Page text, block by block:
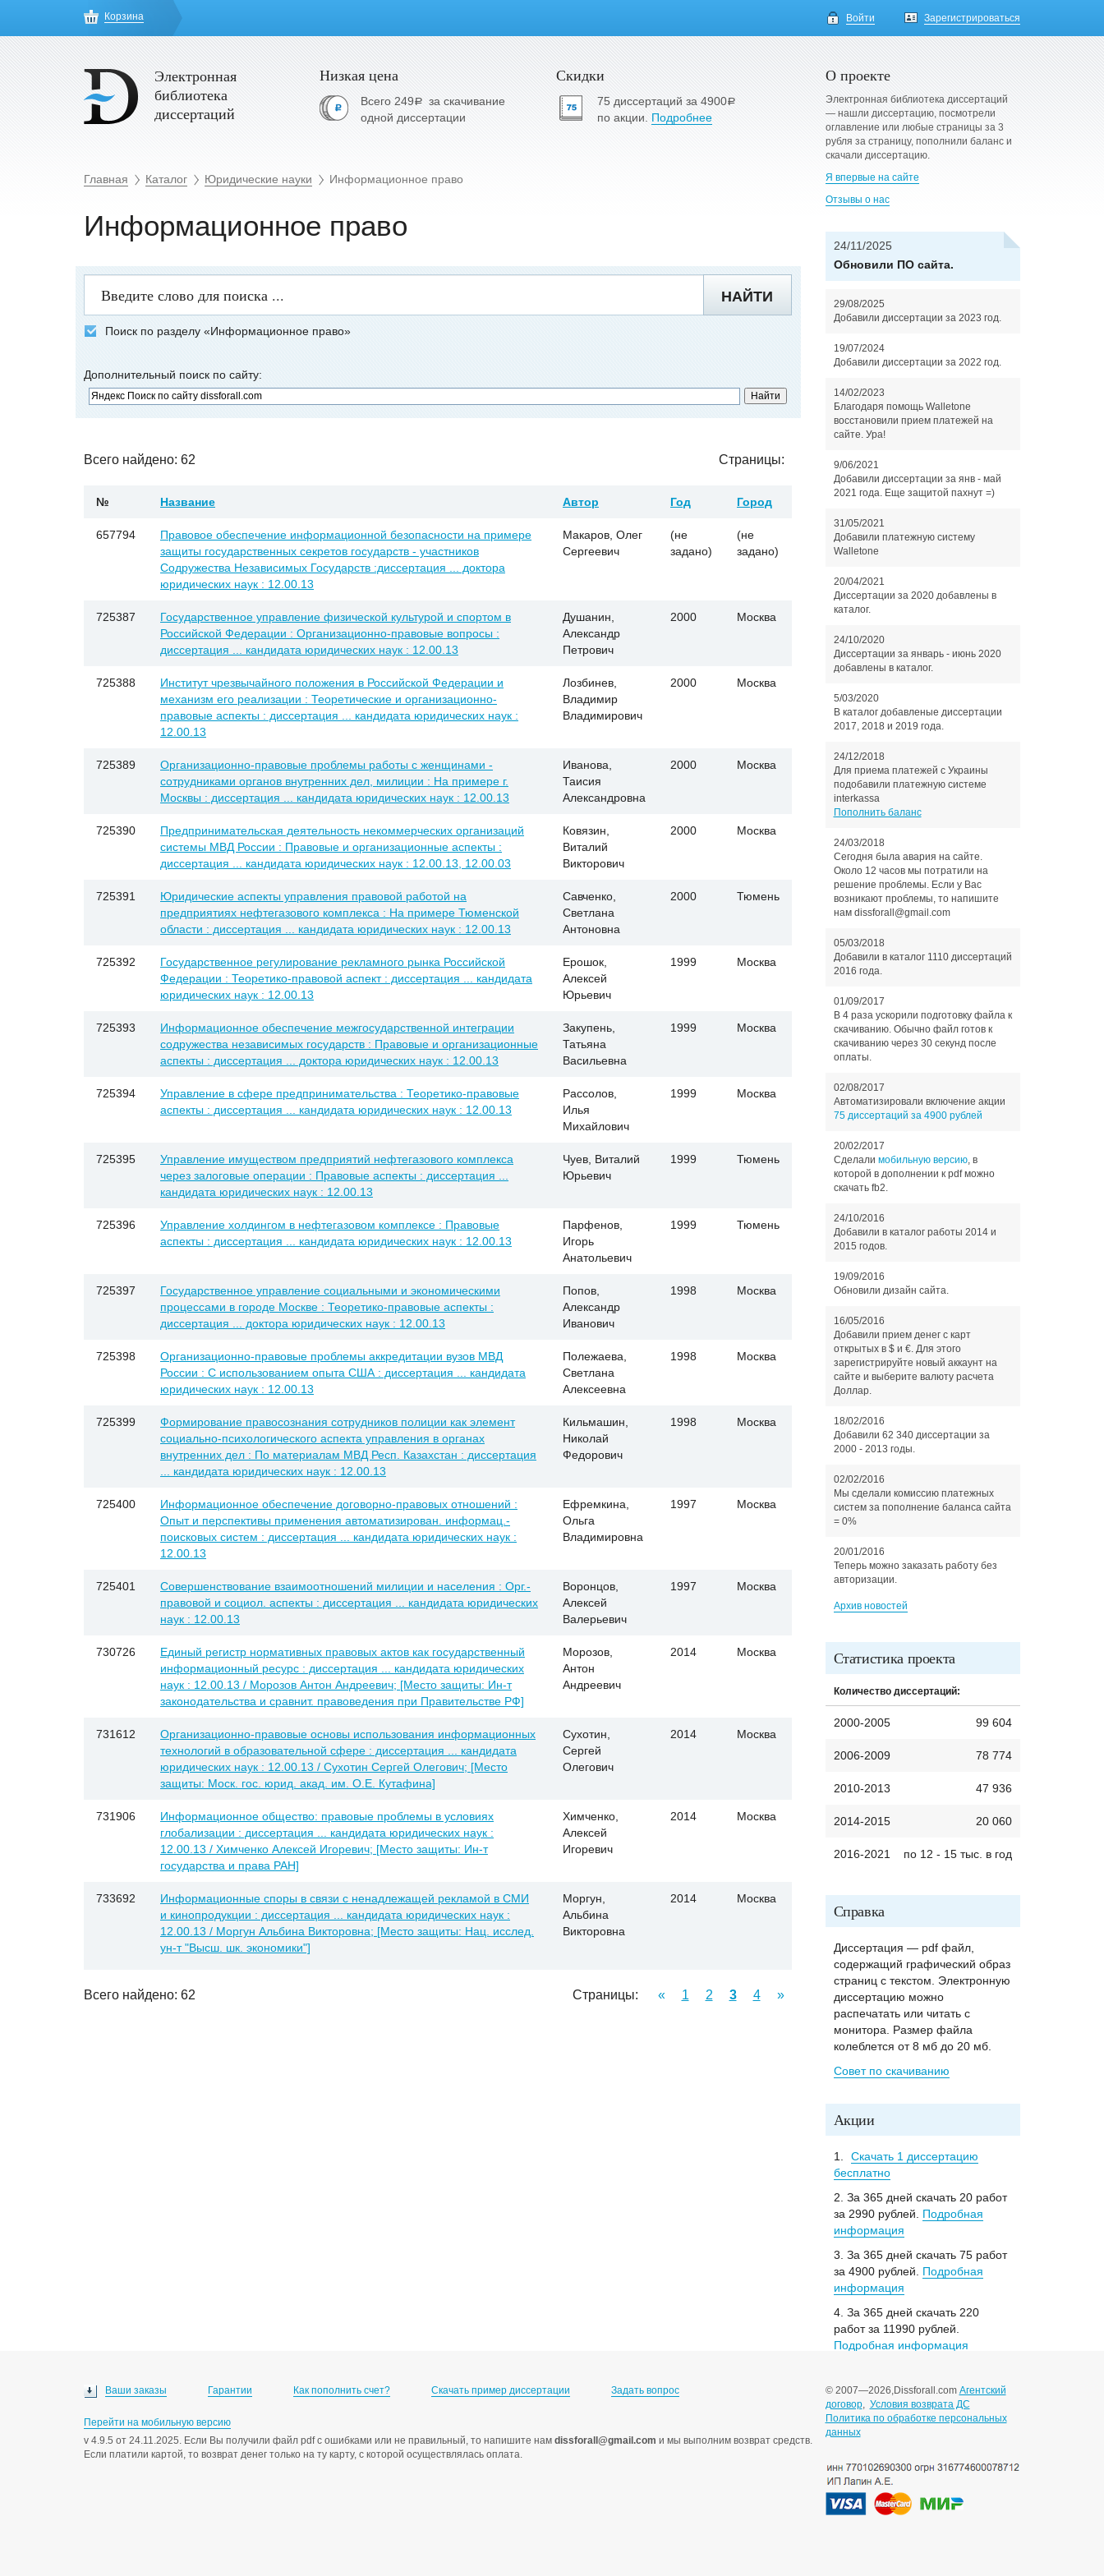
Корзина Войти Зарегистрироваться
Электронная
библиотека
диссертаций
Низкая цена
Всего 249aза скачивание
одной диссертации
Скидки
75 диссертаций за 4900a
по акции. Подробнее
Главная Каталог Юридические науки Информационное право
Информационное право
НАЙТИ
Поиск по разделу «Информационное право»
Дополнительный поиск по сайту:
Всего найдено: 62 Страницы:
№ Название Автор Год Город
657794
Правовое обеспечение информационной безопасности на примере
защиты государственных секретов государств - участников
Содружества Независимых Государств :диссертация ... доктора
юридических наук : 12.00.13
Макаров, Олег
Сергеевич
(не
задано)
(не
задано)
725387
Государственное управление физической культурой и спортом в
Российской Федерации : Организационно-правовые вопросы :
диссертация ... кандидата юридических наук : 12.00.13
Душанин,
Александр
Петрович
2000 Москва
725388
Институт чрезвычайного положения в Российской Федерации и
механизм его реализации : Теоретические и организационно-
правовые аспекты : диссертация ... кандидата юридических наук :
12.00.13
Лозбинев,
Владимир
Владимирович
2000 Москва
725389
Организационно-правовые проблемы работы с женщинами -
сотрудниками органов внутренних дел, милиции : На примере г.
Москвы : диссертация ... кандидата юридических наук : 12.00.13
Иванова,
Таисия
Александровна
2000 Москва
725390
Предпринимательская деятельность некоммерческих организаций
системы МВД России : Правовые и организационные аспекты :
диссертация ... кандидата юридических наук : 12.00.13, 12.00.03
Ковязин,
Виталий
Викторович
2000 Москва
725391
Юридические аспекты управления правовой работой на
предприятиях нефтегазового комплекса : На примере Тюменской
области : диссертация ... кандидата юридических наук : 12.00.13
Савченко,
Светлана
Антоновна
2000 Тюмень
725392
Государственное регулирование рекламного рынка Российской
Федерации : Теоретико-правовой аспект : диссертация ... кандидата
юридических наук : 12.00.13
Ерошок,
Алексей
Юрьевич
1999 Москва
725393
Информационное обеспечение межгосударственной интеграции
содружества независимых государств : Правовые и организационные
аспекты : диссертация ... доктора юридических наук : 12.00.13
Закупень,
Татьяна
Васильевна
1999 Москва
725394
Управление в сфере предпринимательства : Теоретико-правовые
аспекты : диссертация ... кандидата юридических наук : 12.00.13
Рассолов,
Илья
Михайлович
1999 Москва
725395
Управление имуществом предприятий нефтегазового комплекса
через залоговые операции : Правовые аспекты : диссертация ...
кандидата юридических наук : 12.00.13
Чуев, Виталий
Юрьевич
1999 Тюмень
725396
Управление холдингом в нефтегазовом комплексе : Правовые
аспекты : диссертация ... кандидата юридических наук : 12.00.13
Парфенов,
Игорь
Анатольевич
1999 Тюмень
725397
Государственное управление социальными и экономическими
процессами в городе Москве : Теоретико-правовые аспекты :
диссертация ... доктора юридических наук : 12.00.13
Попов,
Александр
Иванович
1998 Москва
725398
Организационно-правовые проблемы аккредитации вузов МВД
России : С использованием опыта США : диссертация ... кандидата
юридических наук : 12.00.13
Полежаева,
Светлана
Алексеевна
1998 Москва
725399
Формирование правосознания сотрудников полиции как элемент
социально-психологического аспекта управления в органах
внутренних дел : По материалам МВД Респ. Казахстан : диссертация
... кандидата юридических наук : 12.00.13
Кильмашин,
Николай
Федорович
1998 Москва
725400
Информационное обеспечение договорно-правовых отношений :
Опыт и перспективы применения автоматизирован. информац.-
поисковых систем : диссертация ... кандидата юридических наук :
12.00.13
Ефремкина,
Ольга
Владимировна
1997 Москва
725401
Совершенствование взаимоотношений милиции и населения : Орг.-
правовой и социол. аспекты : диссертация ... кандидата юридических
наук : 12.00.13
Воронцов,
Алексей
Валерьевич
1997 Москва
730726
Единый регистр нормативных правовых актов как государственный
информационный ресурс : диссертация ... кандидата юридических
наук : 12.00.13 / Морозов Антон Андреевич; [Место защиты: Ин-т
законодательства и сравнит. правоведения при Правительстве РФ]
Морозов,
Антон
Андреевич
2014 Москва
731612
Организационно-правовые основы использования информационных
технологий в образовательной сфере : диссертация ... кандидата
юридических наук : 12.00.13 / Сухотин Сергей Олегович; [Место
защиты: Моск. гос. юрид. акад. им. О.Е. Кутафина]
Сухотин,
Сергей
Олегович
2014 Москва
731906
Информационное общество: правовые проблемы в условиях
глобализации : диссертация ... кандидата юридических наук :
12.00.13 / Химченко Алексей Игоревич; [Место защиты: Ин-т
государства и права РАН]
Химченко,
Алексей
Игоревич
2014 Москва
733692
Информационные споры в связи с ненадлежащей рекламой в СМИ
и кинопродукции : диссертация ... кандидата юридических наук :
12.00.13 / Моргун Альбина Викторовна; [Место защиты: Нац. исслед.
ун-т "Высш. шк. экономики"]
Моргун,
Альбина
Викторовна
2014 Москва
Всего найдено: 62 Страницы: « 1 2 3 4 »
О проекте
Электронная библиотека диссертаций
— нашли диссертацию, посмотрели
оглавление или любые страницы за 3
рубля за страницу, пополнили баланс и
скачали диссертацию.
Я впервые на сайте
Отзывы о нас
24/11/2025
Обновили ПО сайта.
29/08/2025
Добавили диссертации за 2023 год.
19/07/2024
Добавили диссертации за 2022 год.
14/02/2023
Благодаря помощь Walletone
восстановили прием платежей на
сайте. Ура!
9/06/2021
Добавили диссертации за янв - май
2021 года. Еще защитой пахнут =)
31/05/2021
Добавили платежную систему
Walletone
20/04/2021
Диссертации за 2020 добавлены в
каталог.
24/10/2020
Диссертации за январь - июнь 2020
добавлены в каталог.
5/03/2020
В каталог добавленые диссертации
2017, 2018 и 2019 года.
24/12/2018
Для приема платежей с Украины
подобавили платежную системе
interkassa
Пополнить баланс
24/03/2018
Сегодня была авария на сайте.
Около 12 часов мы потратили на
решение проблемы. Если у Вас
возникают проблемы, то напишите
нам dissforall@gmail.com
05/03/2018
Добавили в каталог 1110 диссертаций
2016 года.
01/09/2017
В 4 раза ускорили подготовку файла к
скачиванию. Обычно файл готов к
скачиванию через 30 секунд после
оплаты.
02/08/2017
Автоматизировали включение акции
75 диссертаций за 4900 рублей
20/02/2017
Сделали мобильную версию, в
которой в дополнении к pdf можно
скачать fb2.
24/10/2016
Добавили в каталог работы 2014 и
2015 годов.
19/09/2016
Обновили дизайн сайта.
16/05/2016
Добавили прием денег с карт
открытых в $ и €. Для этого
зарегистрируйте новый аккаунт на
сайте и выберите валюту расчета
Доллар.
18/02/2016
Добавили 62 340 диссертации за
2000 - 2013 годы.
02/02/2016
Мы сделали комиссию платежных
систем за пополнение баланса сайта
= 0%
20/01/2016
Теперь можно заказать работу без
авторизации.
Архив новостей
Статистика проекта
Количество диссертаций:
2000-2005 99 604
2006-2009 78 774
2010-2013 47 936
2014-2015 20 060
2016-2021 по 12 - 15 тыс. в год
Справка
Диссертация — pdf файл,
содержащий графический образ
страниц с текстом. Электронную
диссертацию можно
распечатать или читать с
монитора. Размер файла
колеблется от 8 мб до 20 мб.
Совет по скачиванию
Акции
1.
Скачать 1 диссертацию
бесплатно
2. За 365 дней скачать 20 работ
за 2990 рублей. Подробная
информация
3. За 365 дней скачать 75 работ
за 4900 рублей. Подробная
информация
4. За 365 дней скачать 220
работ за 11990 рублей.
Подробная информация
Ваши заказы Гарантии Как пополнить счет? Скачать пример диссертации Задать вопрос
Перейти на мобильную версию
v 4.9.5 от 24.11.2025. Если Вы получили файл pdf с ошибками или не правильный, то напишите нам dissforall@gmail.com и мы выполним возврат средств.
Если платили картой, то возврат денег только на ту карту, с которой осуществлялась оплата.
© 2007—2026,Dissforall.com Агентский
договор, Условия возврата ДС
Политика по обработке персональных
данных